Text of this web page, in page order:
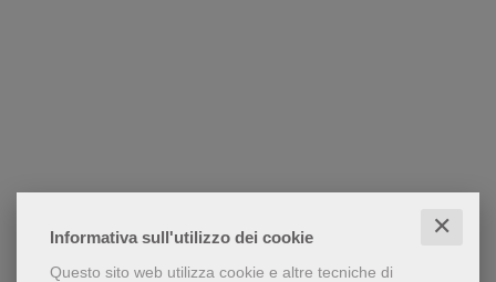
Informativa sull'utilizzo dei cookie ✕
Questo sito web utilizza cookie e altre tecniche di